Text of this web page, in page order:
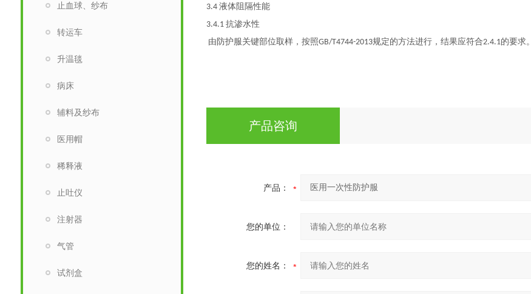
止血球、纱布
转运车
升温毯
病床
辅料及纱布
医用帽
稀释液
止吐仪
注射器
气管
试剂盒
3.4液体阻隔性能
3.4.1抗渗水性
由防护服关键部位取样，按照GB/T4744-2013规定的方法进行，结果应符合2.4.1的要求。
产品咨询
产品：
您的单位：
您的姓名：